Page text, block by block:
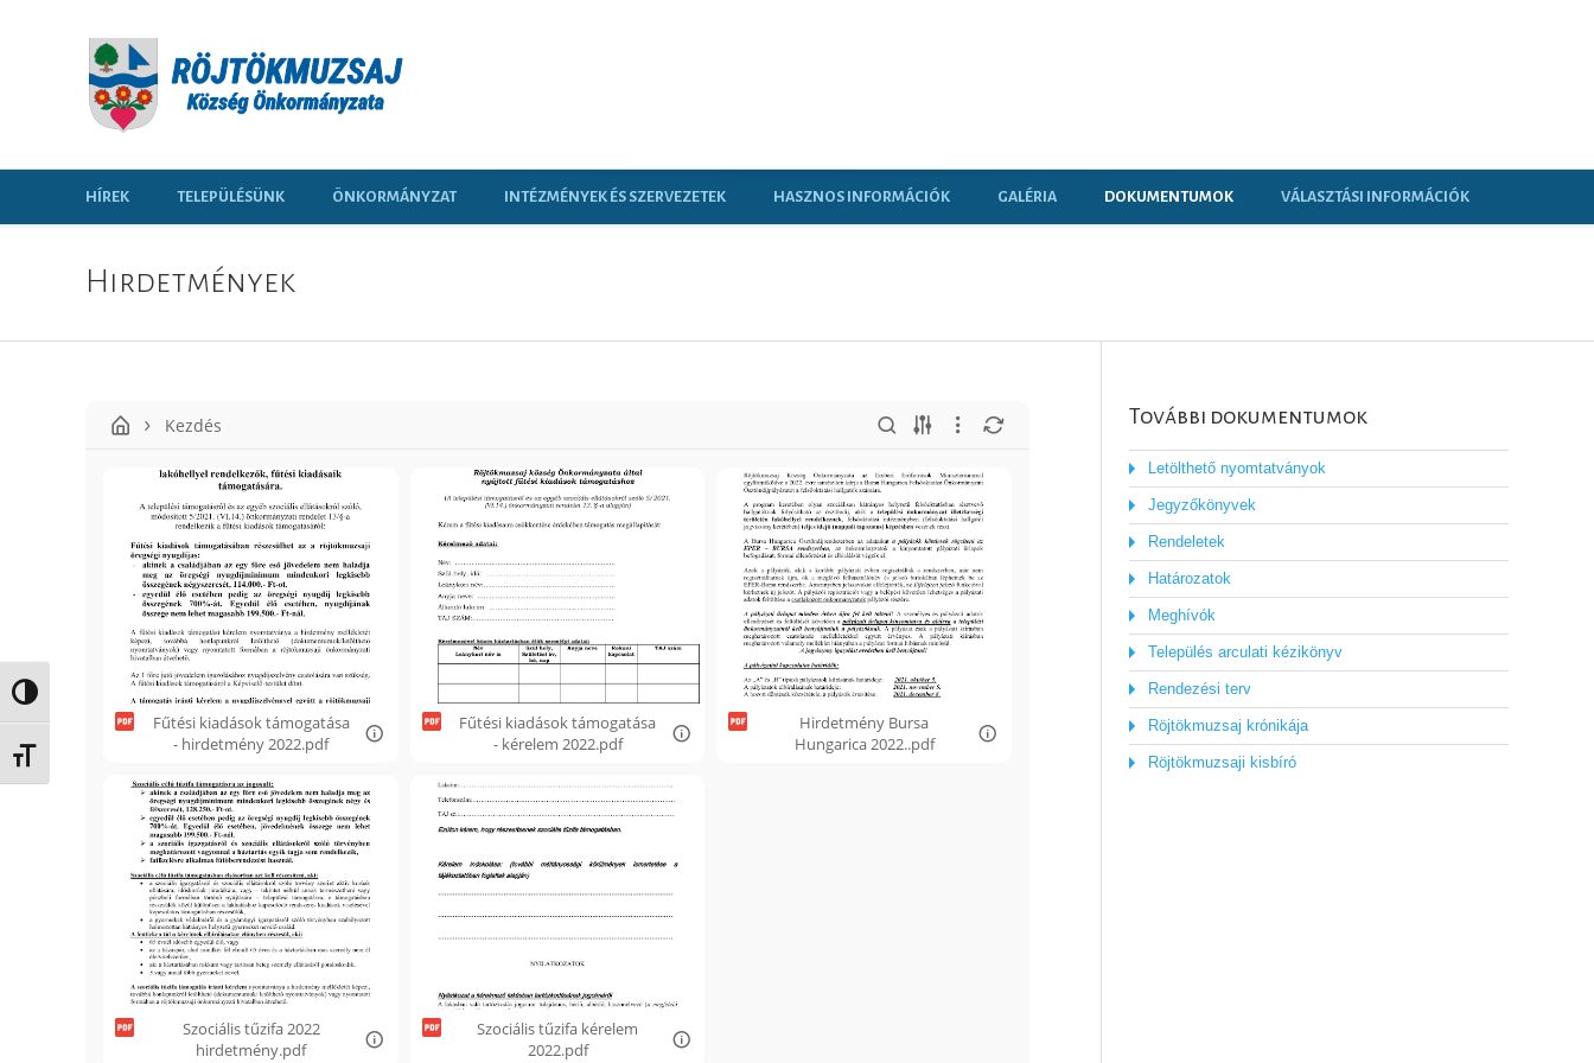
Nagy kontraszt váltása
Betűméret váltása
HÍREK TELEPÜLÉSÜNK ÖNKORMÁNYZAT INTÉZMÉNYEK ÉS SZERVEZETEK HASZNOS INFORMÁCIÓK GALÉRIA DOKUMENTUMOK VÁLASZTÁSI INFORMÁCIÓK
Hirdetmények
Kezdés
Fűtési kiadások támogatása
- hirdetmény 2022.pdf
Fűtési kiadások támogatása
- kérelem 2022.pdf
Hirdetmény Bursa
Hungarica 2022..pdf
Szociális tűzifa 2022
hirdetmény.pdf
Szociális tűzifa kérelem
2022.pdf
További dokumentumok
Letölthető nyomtatványok
Jegyzőkönyvek
Rendeletek
Határozatok
Meghívók
Település arculati kézikönyv
Rendezési terv
Röjtökmuzsaj krónikája
Röjtökmuzsaji kisbíró